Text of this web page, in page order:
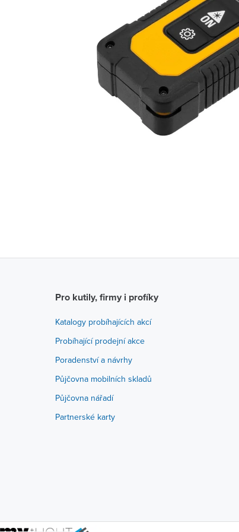
Pro kutily, firmy i profíky
Katalogy probíhajících akcí
Probíhající prodejní akce
Poradenství a návrhy
Půjčovna mobilních skladů
Půjčovna nářadí
Partnerské karty